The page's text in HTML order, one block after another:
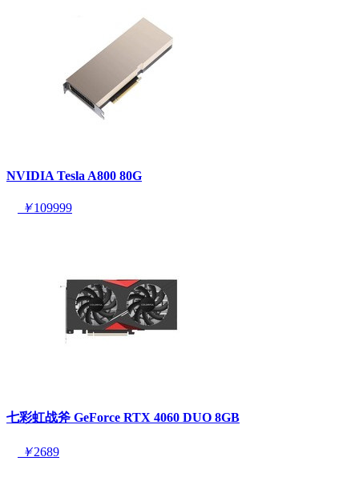
NVIDIA Tesla A800 80G
￥109999
七彩虹战斧 GeForce RTX 4060 DUO 8GB
￥2689